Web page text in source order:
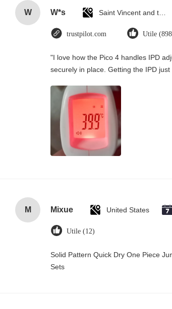
W W*s
trustpilot.com Utile
"I love how the Pico 4 handles IPD
securely in place. Getting the IPD just
M Mixue United States
Utile (12)
Solid Pattern Quick Dry One Piece
Sets